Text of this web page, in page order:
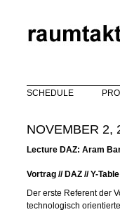
SCHEDULE
NOVEMBER 2,
Lecture DAZ: Aram
Vortrag // DAZ // Y-
Der erste Referent der
technologisch